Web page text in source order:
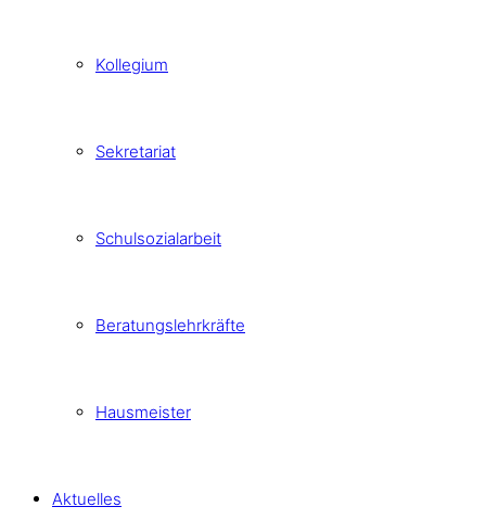
Kollegium
Sekretariat
Schulsozialarbeit
Beratungslehrkräfte
Hausmeister
Aktuelles